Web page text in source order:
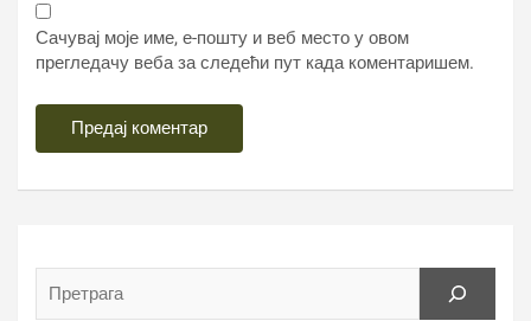
Сачувај моје име, е-пошту и веб место у овом
прегледачу веба за следећи пут када коментаришем.